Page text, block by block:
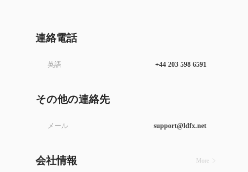
9
9
連絡電話
英語 +44 203 598 6591
その他の連絡先
メール support@ldfx.net
会社情報 More